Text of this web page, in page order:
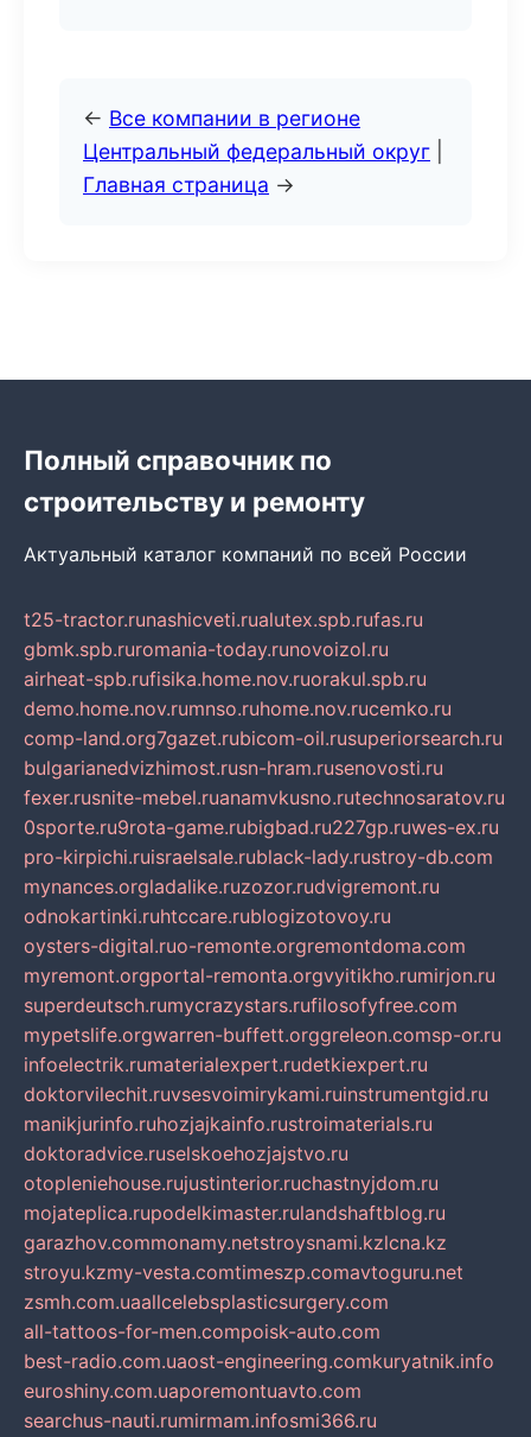
← Все компании в регионе
Центральный федеральный округ
Главная страница →
Полный справочник по
строительству и ремонту
Актуальный каталог компаний по всей России
t25-tractor.runashicveti.rualutex.spb.rufas.ru
gbmk.spb.ruromania-today.runovoizol.ru
airheat-spb.rufisika.home.nov.ruorakul.spb.ru
demo.home.nov.rumnso.ruhome.nov.rucemko.ru
comp-land.org7gazet.rubicom-oil.rusuperiorsearch.ru
bulgarianedvizhimost.rusn-hram.rusenovosti.ru
fexer.rusnite-mebel.ruanamvkusno.rutechnosaratov.ru
0sporte.ru9rota-game.rubigbad.ru227gp.ruwes-ex.ru
pro-kirpichi.ruisraelsale.rublack-lady.rustroy-db.com
mynances.orgladalike.ruzozor.rudvigremont.ru
odnokartinki.ruhtccare.rublogizotovoy.ru
oysters-digital.ruo-remonte.orgremontdoma.com
myremont.orgportal-remonta.orgvyitikho.rumirjon.ru
superdeutsch.rumycrazystars.rufilosofyfree.com
mypetslife.orgwarren-buffett.orggreleon.comsp-or.ru
infoelectrik.rumaterialexpert.rudetkiexpert.ru
doktorvilechit.ruvsesvoimirykami.ruinstrumentgid.ru
manikjurinfo.ruhozjajkainfo.rustroimaterials.ru
doktoradvice.ruselskoehozjajstvo.ru
otopleniehouse.rujustinterior.ruchastnyjdom.ru
mojateplica.rupodelkimaster.rulandshaftblog.ru
garazhov.commonamy.netstroysnami.kzlcna.kz
stroyu.kzmy-vesta.comtimeszp.comavtoguru.net
zsmh.com.uaallcelebsplasticsurgery.com
all-tattoos-for-men.compoisk-auto.com
best-radio.com.uaost-engineering.comkuryatnik.info
euroshiny.com.uaporemontuavto.com
searchus-nauti.rumirmam.infosmi366.ru